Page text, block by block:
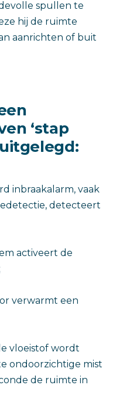
spullen te
hij de ruimte
aanrichten of buit
‘stap
inbraakalarm, vaak
detecteert
activeert de
verwarmt een
vloeistof wordt
ondoorzichtige mist
de ruimte in